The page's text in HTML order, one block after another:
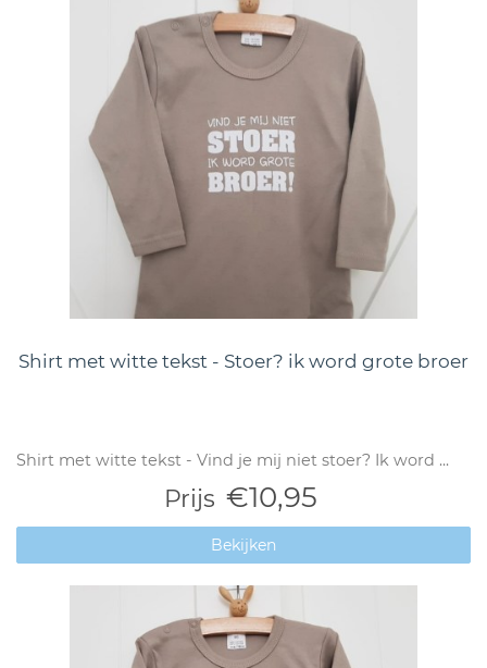
Shirt met witte tekst - Stoer? ik word grote broer
Shirt met witte tekst - Vind je mij niet stoer? Ik word ...
Prijs €10,95
Bekijken